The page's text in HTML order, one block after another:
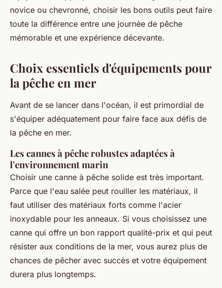
novice ou chevronné, choisir les bons outils peut faire
toute la différence entre une journée de pêche
mémorable et une expérience décevante.
Choix essentiels d'équipements pour
la pêche en mer
Avant de se lancer dans l'océan, il est primordial de
s'équiper adéquatement pour faire face aux défis de
la pêche en mer.
Les cannes à pêche robustes adaptées à
l'environnement marin
Choisir une canne à pêche solide est très important.
Parce que l'eau salée peut rouiller les matériaux, il
faut utiliser des matériaux forts comme l'acier
inoxydable pour les anneaux. Si vous choisissez une
canne qui offre un bon rapport qualité-prix et qui peut
résister aux conditions de la mer, vous aurez plus de
chances de pêcher avec succès et votre équipement
durera plus longtemps.